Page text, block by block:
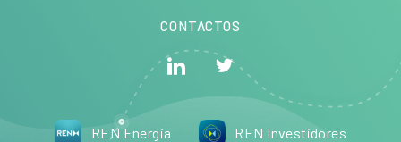
CONTACTOS
REN Energia REN Investidores